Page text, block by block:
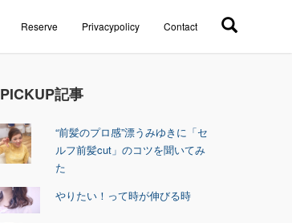
Reserve Privacypolicy Contact
PICKUP記事
“前髪のプロ感”漂うみゆきに「セ
ルフ前髪cut」のコツを聞いてみ
た
やりたい！って時が伸びる時